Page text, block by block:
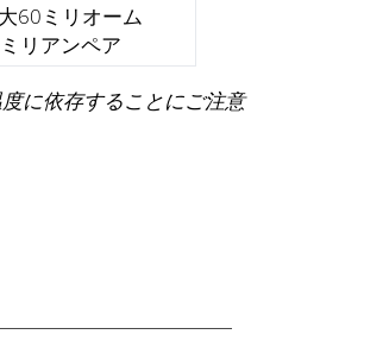
60ミリオーム
リアンペア
に依存することにご注意